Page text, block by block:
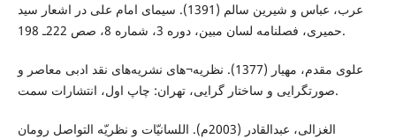
عرب، عباس و شیرین سالم (1391). سيمای امام علی در اشعار سيد
حميری، فصلنامه لسان مبین، دوره 3، شماره 8، صص 222ـ 198.
علوی مقدم، مهیار (1377). نظریه¬های نشريه‌های نقد ادبی معاصر و
صورتگرایی و ساختار گرایی، تهران: چاپ اول، انتشارات سمت.
الغزالی، عبدالقادر (2003م). اللسانيّات و نظريّه التواصل رومان